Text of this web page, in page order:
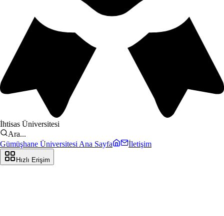
İhtisas Üniversitesi
Ara...
Gümüşhane Üniversitesi Ana Sayfa
İletişim
Hızlı Erişim